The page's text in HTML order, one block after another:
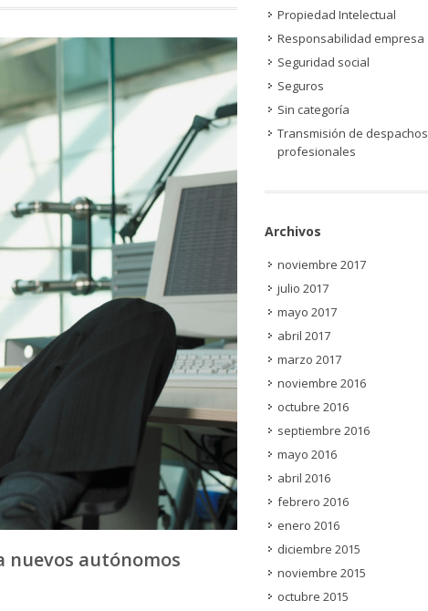
nuevos autónomos
Propiedad Intelectual
Responsabilidad empresa
Seguridad social
Seguros
Sin categoría
Transmisión de despachos
profesionales
Archivos
noviembre 2017
julio 2017
mayo 2017
abril 2017
marzo 2017
noviembre 2016
octubre 2016
septiembre 2016
mayo 2016
abril 2016
febrero 2016
enero 2016
diciembre 2015
noviembre 2015
octubre 2015